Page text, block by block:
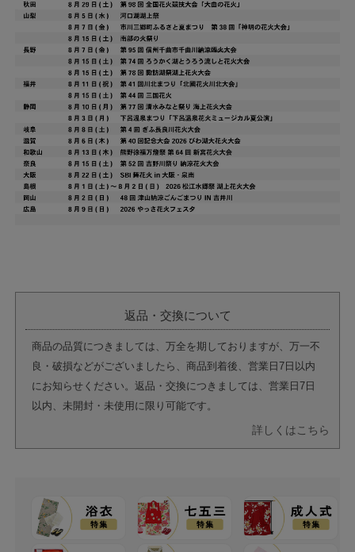
返品・交換について
商品の品質につきましては、万全を期しておりますが、万一不
良・破損などがございましたら、商品到着後、営業日7日以内
にお知らせください。返品・交換につきましては、営業日7日
以内、未開封・未使用に限り可能です。
詳しくはこちら